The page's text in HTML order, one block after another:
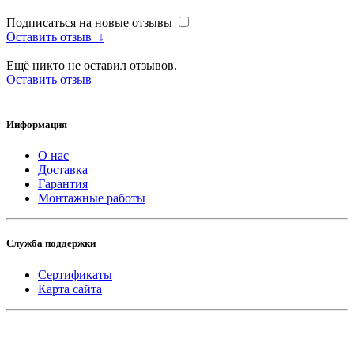
Подписаться на новые отзывы
Оставить отзыв
↓
Ещё никто не оставил отзывов.
Оставить отзыв
Информация
О нас
Доставка
Гарантия
Монтажные работы
Служба поддержки
Сертификаты
Карта сайта